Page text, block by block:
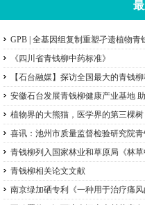
GPB | 全基因组复制重塑孑遗植物青
《四川省青钱柳中药标准》
【石台融媒】探访全国最大的青钱柳
安徽石台发展青钱柳健康产业基地
植物界的大熊猫，医学界的第三棵
地助力乡村振兴
喜讯：池州市质量监督检验研究院
青钱柳列入国家林业和草原局《林草
青钱柳相关论文文献
南京绿加硒专利《一种用于治疗痛